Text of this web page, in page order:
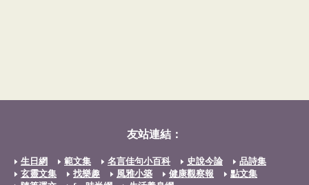
友站連結：
生日網 範文集 名言佳句小百科 史說今論
品詩集
玄靈文集
找樂趣 風雅小築 健康觀察報
點文集